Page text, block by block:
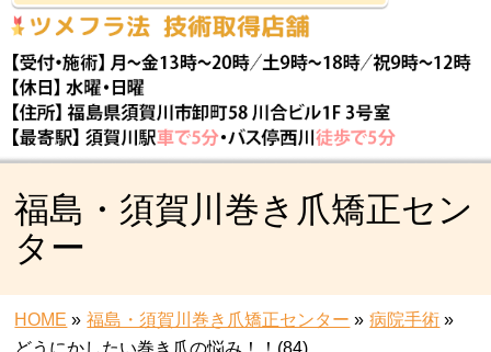
福島・須賀川巻き爪矯正セン
ター
HOME » 福島・須賀川巻き爪矯正センター » 病院手術 »
どうにかしたい巻き爪の悩み！！(84)